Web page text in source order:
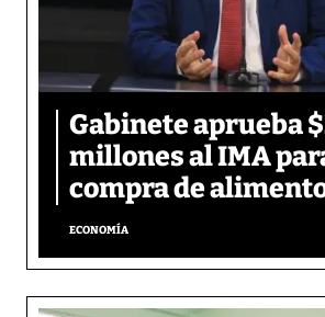
Gabinete aprueba
millones al IMA
compra de
ECONOMÍA